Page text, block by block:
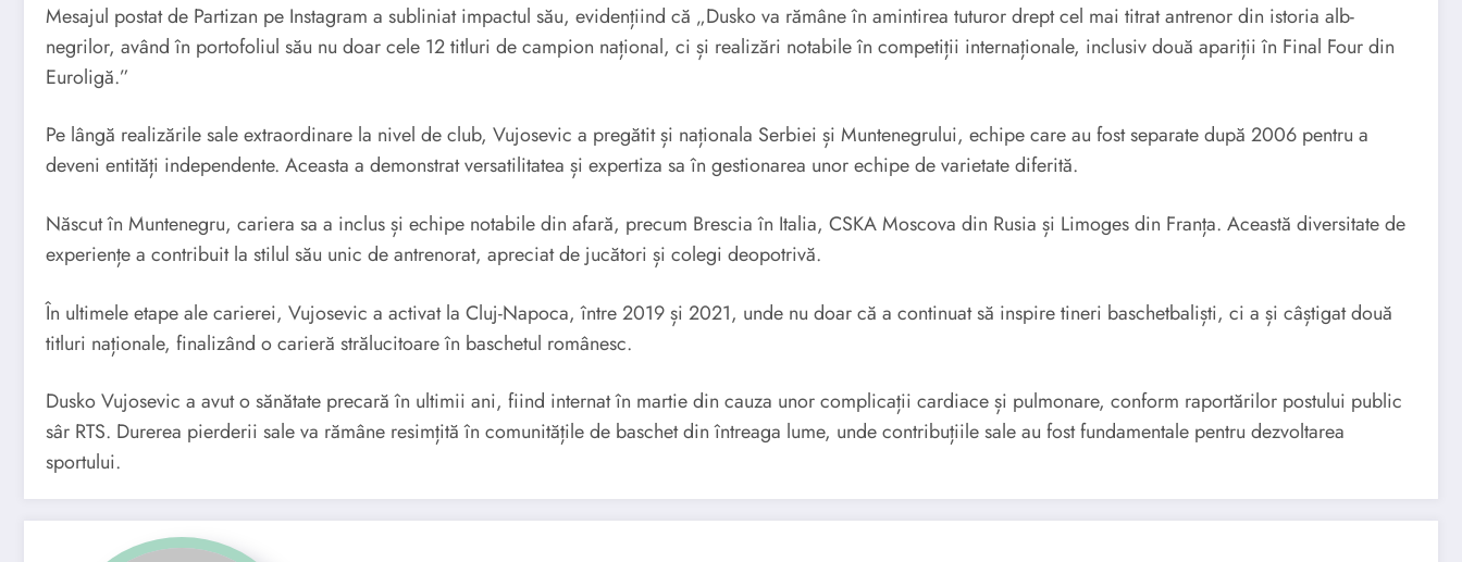
Mesajul postat de Partizan pe Instagram a subliniat impactul său, evidențiind că „Dusko va rămâne în amintirea tuturor drept cel mai titrat antrenor din istoria alb-
negrilor, având în portofoliul său nu doar cele 12 titluri de campion național, ci și realizări notabile în competiții internaționale, inclusiv două apariții în Final Four din
Euroligă.”
Pe lângă realizările sale extraordinare la nivel de club, Vujosevic a pregătit și naționala Serbiei și Muntenegrului, echipe care au fost separate după 2006 pentru a
deveni entități independente. Aceasta a demonstrat versatilitatea și expertiza sa în gestionarea unor echipe de varietate diferită.
Născut în Muntenegru, cariera sa a inclus și echipe notabile din afară, precum Brescia în Italia, CSKA Moscova din Rusia și Limoges din Franța. Această diversitate de
experiențe a contribuit la stilul său unic de antrenorat, apreciat de jucători și colegi deopotrivă.
În ultimele etape ale carierei, Vujosevic a activat la Cluj-Napoca, între 2019 și 2021, unde nu doar că a continuat să inspire tineri baschetbaliști, ci a și câștigat două
titluri naționale, finalizând o carieră strălucitoare în baschetul românesc.
Dusko Vujosevic a avut o sănătate precară în ultimii ani, fiind internat în martie din cauza unor complicații cardiace și pulmonare, conform raportărilor postului public
sâr RTS. Durerea pierderii sale va rămâne resimțită în comunitățile de baschet din întreaga lume, unde contribuțiile sale au fost fundamentale pentru dezvoltarea
sportului.